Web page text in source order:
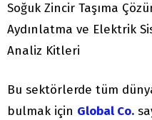
Soğuk Zincir Taşıma
Aydınlatma ve Elektrik
Analiz Kitleri
Bu sektörlerde tüm
bulmak için Global Co.